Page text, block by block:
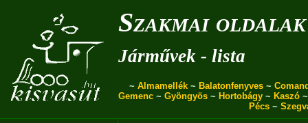
Szakmai oldalak
Járművek - lista
~ Almamellék ~ Balatonfenyves ~
Gemenc ~ Gyöngyös ~ Hortobágy ~ Kaszó
Pécs ~